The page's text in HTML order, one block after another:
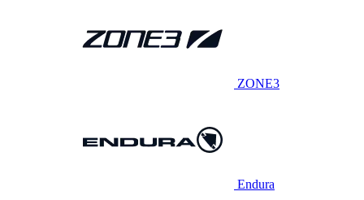
ZONE3
Endura